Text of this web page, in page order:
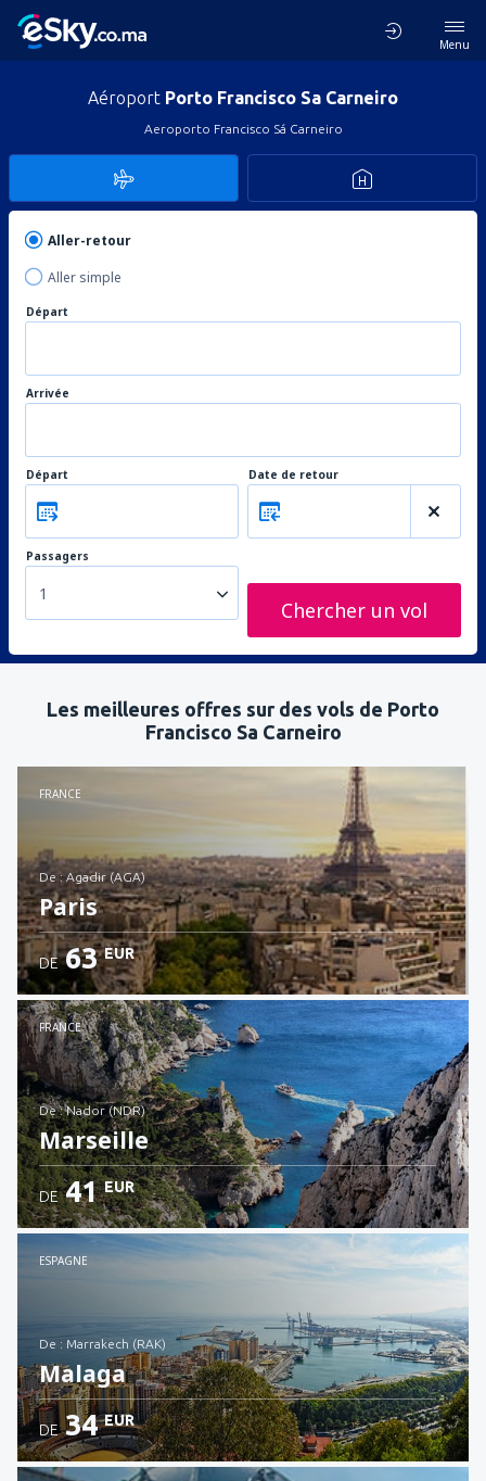
Menu
Aéroport Porto Francisco Sa Carneiro
Aeroporto Francisco Sá Carneiro
Aller-retour
Aller simple
Départ
Arrivée
Départ Date de retour
Passagers
1
Chercher un vol
Les meilleures offres sur des vols de Porto
Francisco Sa Carneiro
FRANCE
de : Agadir (AGA)
Paris
Voir les détails
DE 63 EUR
FRANCE
de : Nador (NDR)
Marseille
Voir les détails
DE 41 EUR
ESPAGNE
de : Marrakech (RAK)
Malaga
DE 34 EUR